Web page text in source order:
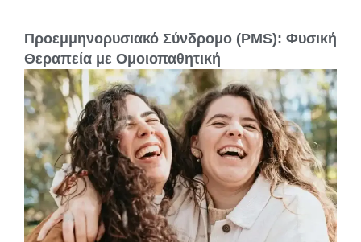
Προεμμηνορυσιακό Σύνδρομο (PMS): Φυσική
Θεραπεία με Ομοιοπαθητική